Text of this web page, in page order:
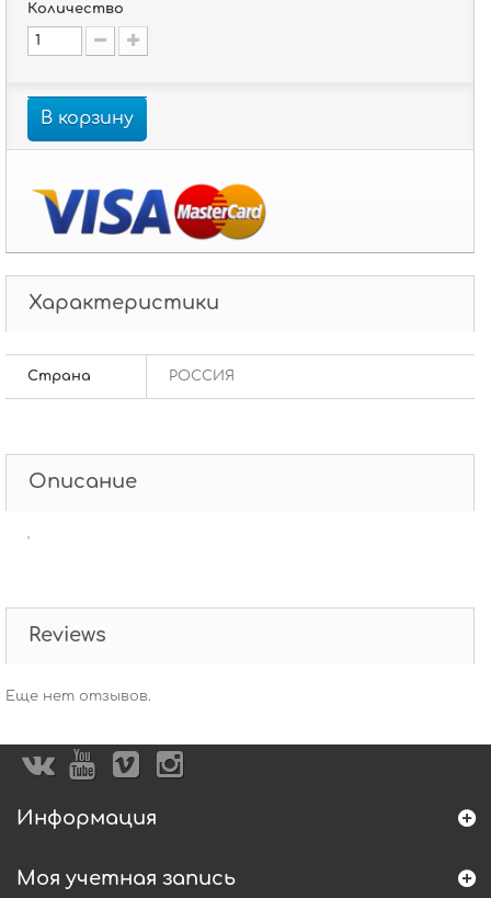
Количество
В корзину
Характеристики
Страна РОССИЯ
Описание
'
Reviews
Еще нет отзывов.
Информация
Моя учетная запись